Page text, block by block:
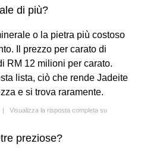
di più?
o la pietra più costoso
Il prezzo per carato di
RM 12 milioni per carato.
lista, ciò che rende Jadeite
e si trova raramente.
| Visualizza la risposta completa su
preziose?